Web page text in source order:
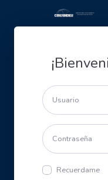
Recuerdame